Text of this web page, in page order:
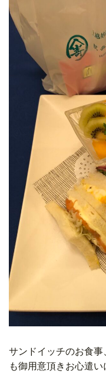
サンドイッチのお食
も御用意頂きお心遣